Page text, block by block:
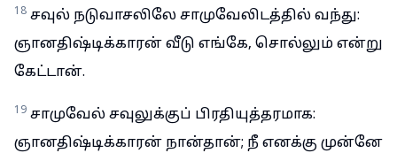
18 சவுல் நடுவாசலிலே சாமுவேலிடத்தில் வந்து:
ஞானதிஷ்டிக்காரன் வீடு எங்கே, சொல்லும் என்று
கேட்டான்.
19 சாமுவேல் சவுலுக்குப் பிரதியுத்தரமாக:
ஞானதிஷ்டிக்காரன் நான்தான்; நீ எனக்கு முன்னே